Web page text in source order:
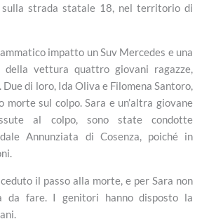
strada statale 18, nel territorio di
impatto un Suv Mercedes e una
della vettura quattro giovani ragazze,
di loro, Ida Oliva e Filomena Santoro,
morte sul colpo. Sara e un’altra giovane
al colpo, sono state condotte
Annunziata di Cosenza, poiché in
il passo alla morte, e per Sara non
da fare. I genitori hanno disposto la